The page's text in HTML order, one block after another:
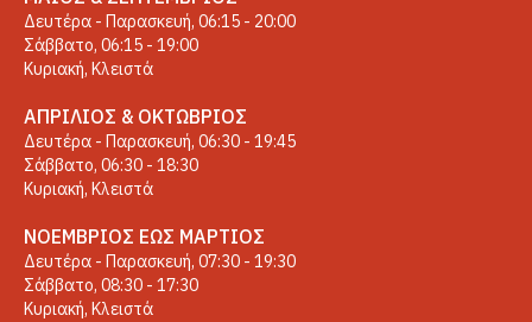
Δευτέρα - Παρασκευή, 06:15 - 20:00
Σάββατο, 06:15 - 19:00
Κυριακή, Κλειστά
ΑΠΡΊΛΙΟΣ & ΟΚΤΏΒΡΙΟΣ
Δευτέρα - Παρασκευή, 06:30 - 19:45
Σάββατο, 06:30 - 18:30
Κυριακή, Κλειστά
ΝΟΈΜΒΡΙΟΣ ΈΩΣ ΜΆΡΤΙΟΣ
Δευτέρα - Παρασκευή, 07:30 - 19:30
Σάββατο, 08:30 - 17:30
Κυριακή, Κλειστά